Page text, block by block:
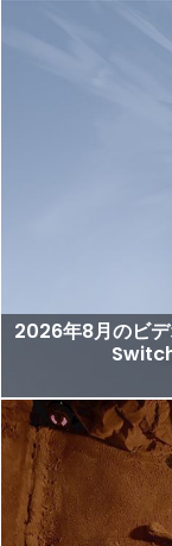
2026年8月のビ